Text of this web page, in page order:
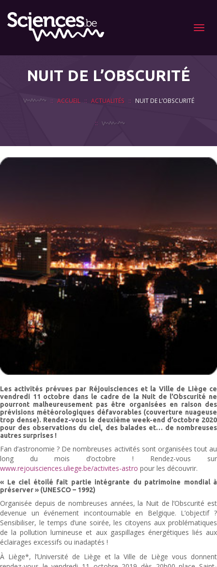
Menu
NUIT DE L’OBSCURITÉ
ACCUEIL ACTUALITÉS NUIT DE L’OBSCURITÉ
Les activités prévues par Réjouisciences et la Ville de Liège ce
vendredi 11 octobre dans le cadre de la Nuit de l’Obscurité ne
pourront malheureusement pas être organisées en raison des
prévisions météorologiques défavorables (couverture nuageuse
trop dense). Rendez-vous le deuxième week-end d’octobre 2020
pour des observations du ciel, des balades et… de nombreuses
autres surprises !
Fan d’astronomie ? De nombreuses activités sont organisées tout au
long du mois d’octobre ! Rendez-vous sur
www.rejouisciences.uliege.be/activites-astro pour les découvrir.
« Le ciel étoilé fait partie intégrante du patrimoine mondial à
préserver » (UNESCO – 1992)
Organisée depuis de nombreuses années, la Nuit de l’Obscurité est
devenue un événement incontournable en Belgique. L’objectif ?
Sensibiliser, le temps d’une soirée, les citoyens aux problématiques
de la pollution lumineuse et aux gaspillages énergétiques liés aux
éclairages excessifs ou inadaptés !
À Liège*, l’Université de Liège et la Ville de Liège vous donnent